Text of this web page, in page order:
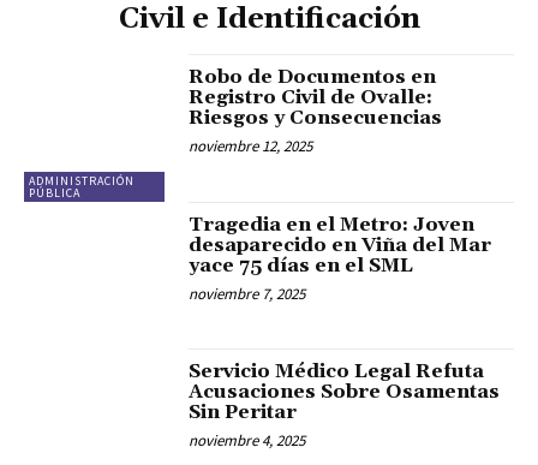
Civil e Identificación
ADMINISTRACIÓN
PÚBLICA
Robo de Documentos en
Registro Civil de Ovalle:
Riesgos y Consecuencias
noviembre 12, 2025
Tragedia en el Metro: Joven
desaparecido en Viña del Mar
yace 75 días en el SML
noviembre 7, 2025
Servicio Médico Legal Refuta
Acusaciones Sobre Osamentas
Sin Peritar
noviembre 4, 2025